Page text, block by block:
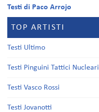
Testi di Paco Arrojo
TOP ARTISTI
Testi Ultimo
Testi Pinguini Tattici Nucleari
Testi Vasco Rossi
Testi Jovanotti